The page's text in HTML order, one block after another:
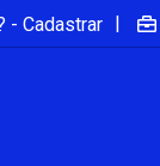
- Cadastrar |